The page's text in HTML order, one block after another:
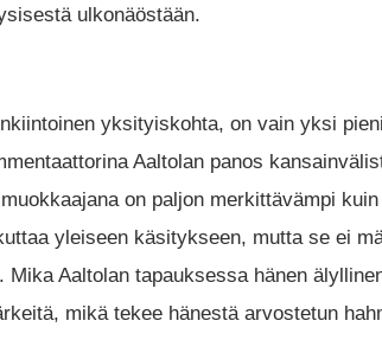
ulkonäöstään.
yksityiskohta, on vain yksi
Aaltolan panos
on paljon merkittävämpi
yleiseen käsitykseen, mutta se ei
Aaltolan tapauksessa hänen
mikä tekee hänestä arvostetun